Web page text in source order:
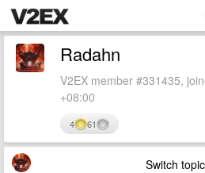
Radahn
V2EX member #331435,
+08:00
4 61
Switch